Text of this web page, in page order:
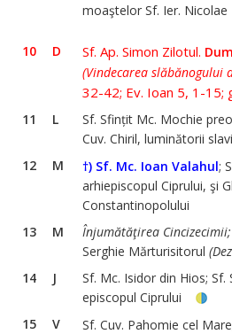
moaştelor Sf. Ier. Nicolae
10 D Sf. Ap. Simon Zilotul.
(Vindecarea slăbănogului
32-42; Ev. Ioan 5, 1-15;
11 L
Sf. Sfințit Mc. Mochie
Cuv. Chiril, luminătorii
12
M †) Sf. Mc. Ioan Valahul;
arhiepiscopul Ciprului, şi
Constantinopolului
13
M Înjumătăţirea Cincizecimii;
Serghie Mărturisitorul
14
J
Sf. Mc. Isidor din Hios;
episcopul Ciprului
15
V Sf. Cuv. Pahomie cel